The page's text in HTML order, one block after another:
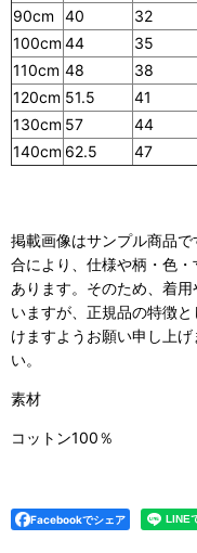
90cm 40 32
100cm44 35
110cm 48 38
120cm 51.5 41
130cm 57 44
140cm 62.5 47
掲載画像はサンプル商品
合により、仕様や柄・色
あります。そのため、着
いますが、正規品の特徴
けますようお願い申し上
い。
素材
コットン100％
Facebookでシェア